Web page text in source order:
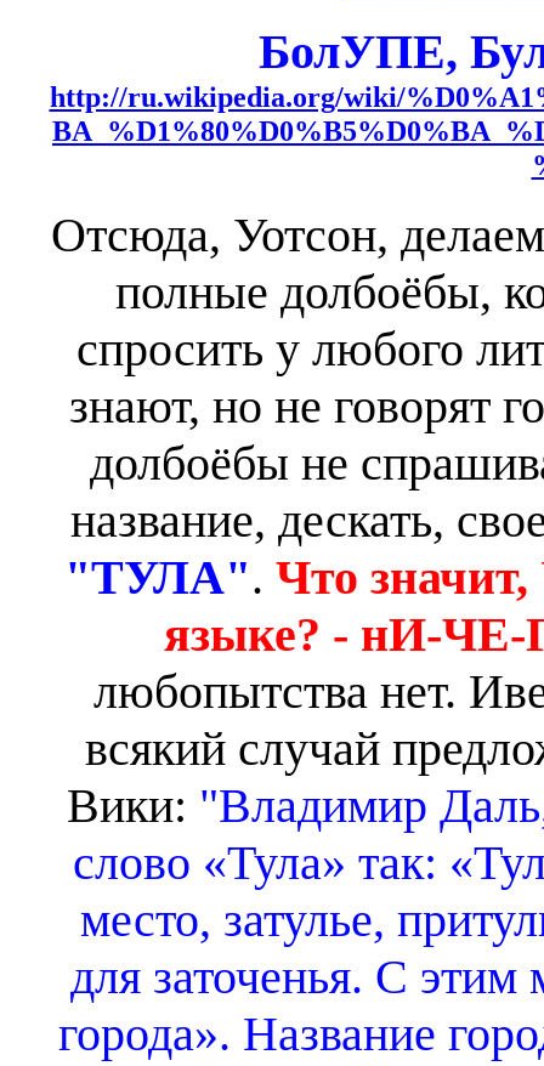
БолУПЕ,
http://ru.wikipedia.org/wiki/
Отсюда, Уотсон,
полные долбоёбы,
спросить у любого
знают, но не говорят
долбоёбы не
название, дескать,
"ТУЛА". Что
языке? - нИ-
любопытства нет.
всякий случай
Вики: "Владимир
слово «Тула» так:
место, затулье,
для заточенья. С этим
города». Название